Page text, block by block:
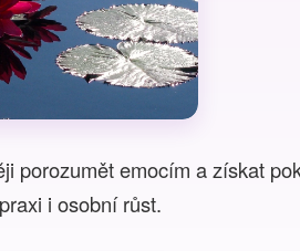
porozumět emocím a získat
i osobní růst.